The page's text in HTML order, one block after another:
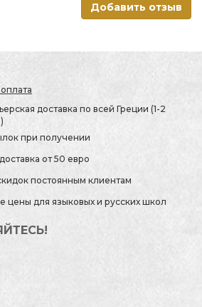
Добавить отзыв
доставка по всей Греции (1-2
при получении
от 50 евро
постоянным клиентам
цены для языковых и русских школ